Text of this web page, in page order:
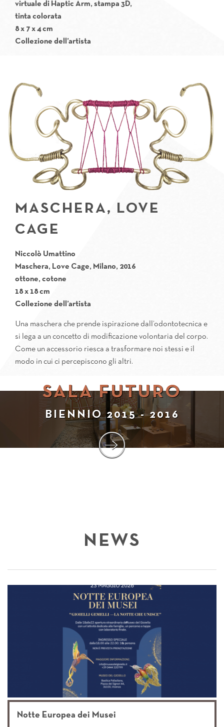
virtuale di Haptic Arm, stampa 3D,
tinta colorata
8 x 7 x 4 cm
Collezione dell’artista
MASCHERA, LOVE
CAGE
Niccolò Umattino
Maschera, Love Cage, Milano, 2016
ottone, cotone
18 x 18 cm
Collezione dell’artista
Una maschera che prende ispirazione dall’odontotecnica e
si lega a un concetto di modificazione volontaria del corpo.
Come un accessorio riesca a trasformare noi stessi e il
modo in cui ci percepiscono gli altri.
SALA FUTURO
BIENNIO 2015 - 2016
NEWS
Notte Europea dei Musei